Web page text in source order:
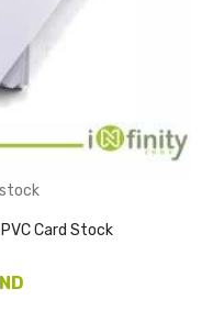
Card Stock